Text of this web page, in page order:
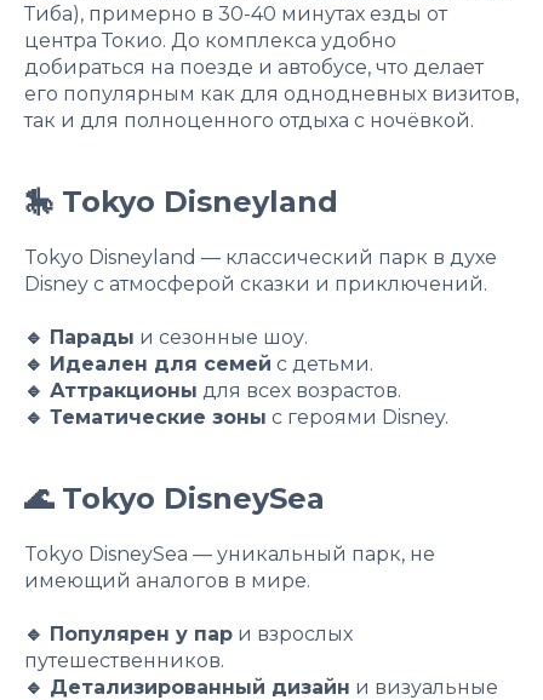
Тиба), примерно в 30-40 минутах езды от
центра Токио. До комплекса удобно
добираться на поезде и автобусе, что делает
его популярным как для однодневных визитов,
так и для полноценного отдыха с ночёвкой.
🎠 Tokyo Disneyland
Tokyo Disneyland — классический парк в духе
Disney с атмосферой сказки и приключений.
🔹 Парады и сезонные шоу.
🔹 Идеален для семей с детьми.
🔹 Аттракционы для всех возрастов.
🔹 Тематические зоны с героями Disney.
🌊 Tokyo DisneySea
Tokyo DisneySea — уникальный парк, не
имеющий аналогов в мире.
🔹 Популярен у пар и взрослых
путешественников.
🔹 Детализированный дизайн и визуальные